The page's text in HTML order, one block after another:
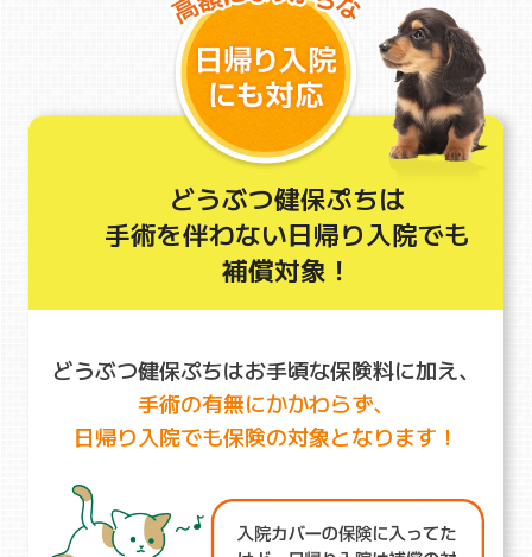
どうぶつ健保ぷちは
手術を伴わない日帰り入院でも
補償対象！
どうぶつ健保ぷちはお手頃な保険料に加え、
手術の有無にかかわらず、
日帰り入院でも保険の対象となります！